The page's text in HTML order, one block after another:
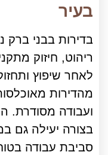
בעיר
בדירות בבני ברק
ריהוט, חיזוק
לאחר שיפוץ
מהדירות
ועבודה מסודרת.
בצורה יעילה גם
סביבת עבודה